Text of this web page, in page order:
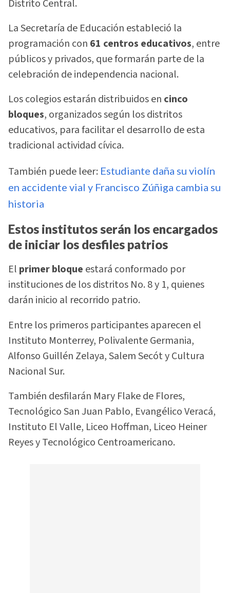
Distrito Central.
La Secretaría de Educación estableció la
programación con 61 centros educativos, entre
públicos y privados, que formarán parte de la
celebración de independencia nacional.
Los colegios estarán distribuidos en cinco
bloques, organizados según los distritos
educativos, para facilitar el desarrollo de esta
tradicional actividad cívica.
También puede leer: Estudiante daña su violín
en accidente vial y Francisco Zúñiga cambia su
historia
Estos institutos serán los encargados
de iniciar los desfiles patrios
El primer bloque estará conformado por
instituciones de los distritos No. 8 y 1, quienes
darán inicio al recorrido patrio.
Entre los primeros participantes aparecen el
Instituto Monterrey, Polivalente Germania,
Alfonso Guillén Zelaya, Salem Secót y Cultura
Nacional Sur.
También desfilarán Mary Flake de Flores,
Tecnológico San Juan Pablo, Evangélico Veracá,
Instituto El Valle, Liceo Hoffman, Liceo Heiner
Reyes y Tecnológico Centroamericano.